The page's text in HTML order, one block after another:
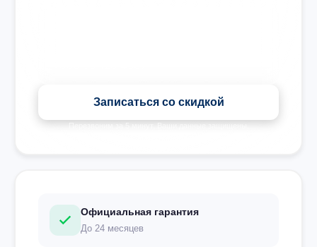
Записаться со скидкой
Перезвоним за 5 минут. Ваши данные защищены.
Официальная гарантия
До 24 месяцев